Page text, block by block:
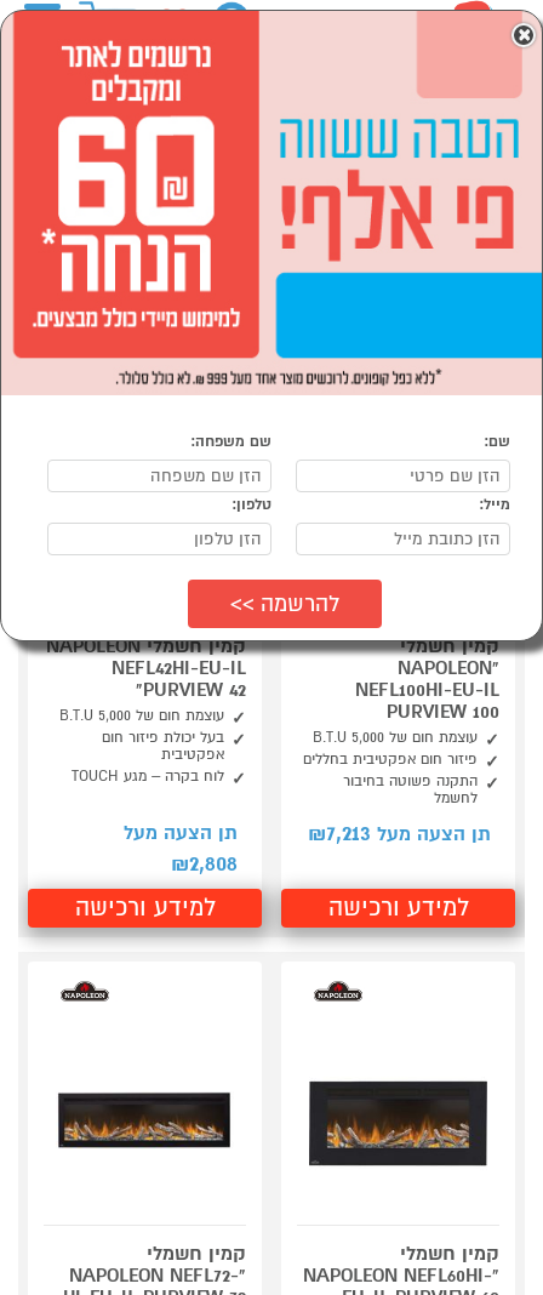
הסתר רשימת קטגוריות
מזגנים מאווררים ומוצרי
חימום (5)
מוצרי חשמל Napoleon
נמצאו 5 מוצרי מוצרי חשמל של Napoleon
קמין חשמלי
"NAPOLEON
NEFL100HI-EU-IL
PURVIEW 100
עוצמת חום של 5,000 B.T.U
פיזור חום אפקטיבית בחללים
התקנה פשוטה בחיבור
לחשמל
תן הצעה מעל ₪ 7,213
למידע ורכישה
קמין חשמלי NAPOLEON
NEFL42HI-EU-IL
"PURVIEW 42
עוצמת חום של 5,000 B.T.U
בעל יכולת פיזור חום
אפקטיבית
לוח בקרה – מגע TOUCH
תן הצעה מעל
₪2,808
למידע ורכישה
קמין חשמלי
"NAPOLEON NEFL60HI-
קמין חשמלי
"NAPOLEON NEFL72-
×
שם: שם משפחה:
מייל: טלפון: